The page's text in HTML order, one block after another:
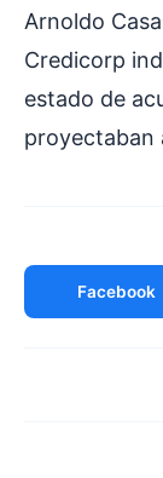
Arnoldo
Credicorp
estado de
proyectaban
Facebook